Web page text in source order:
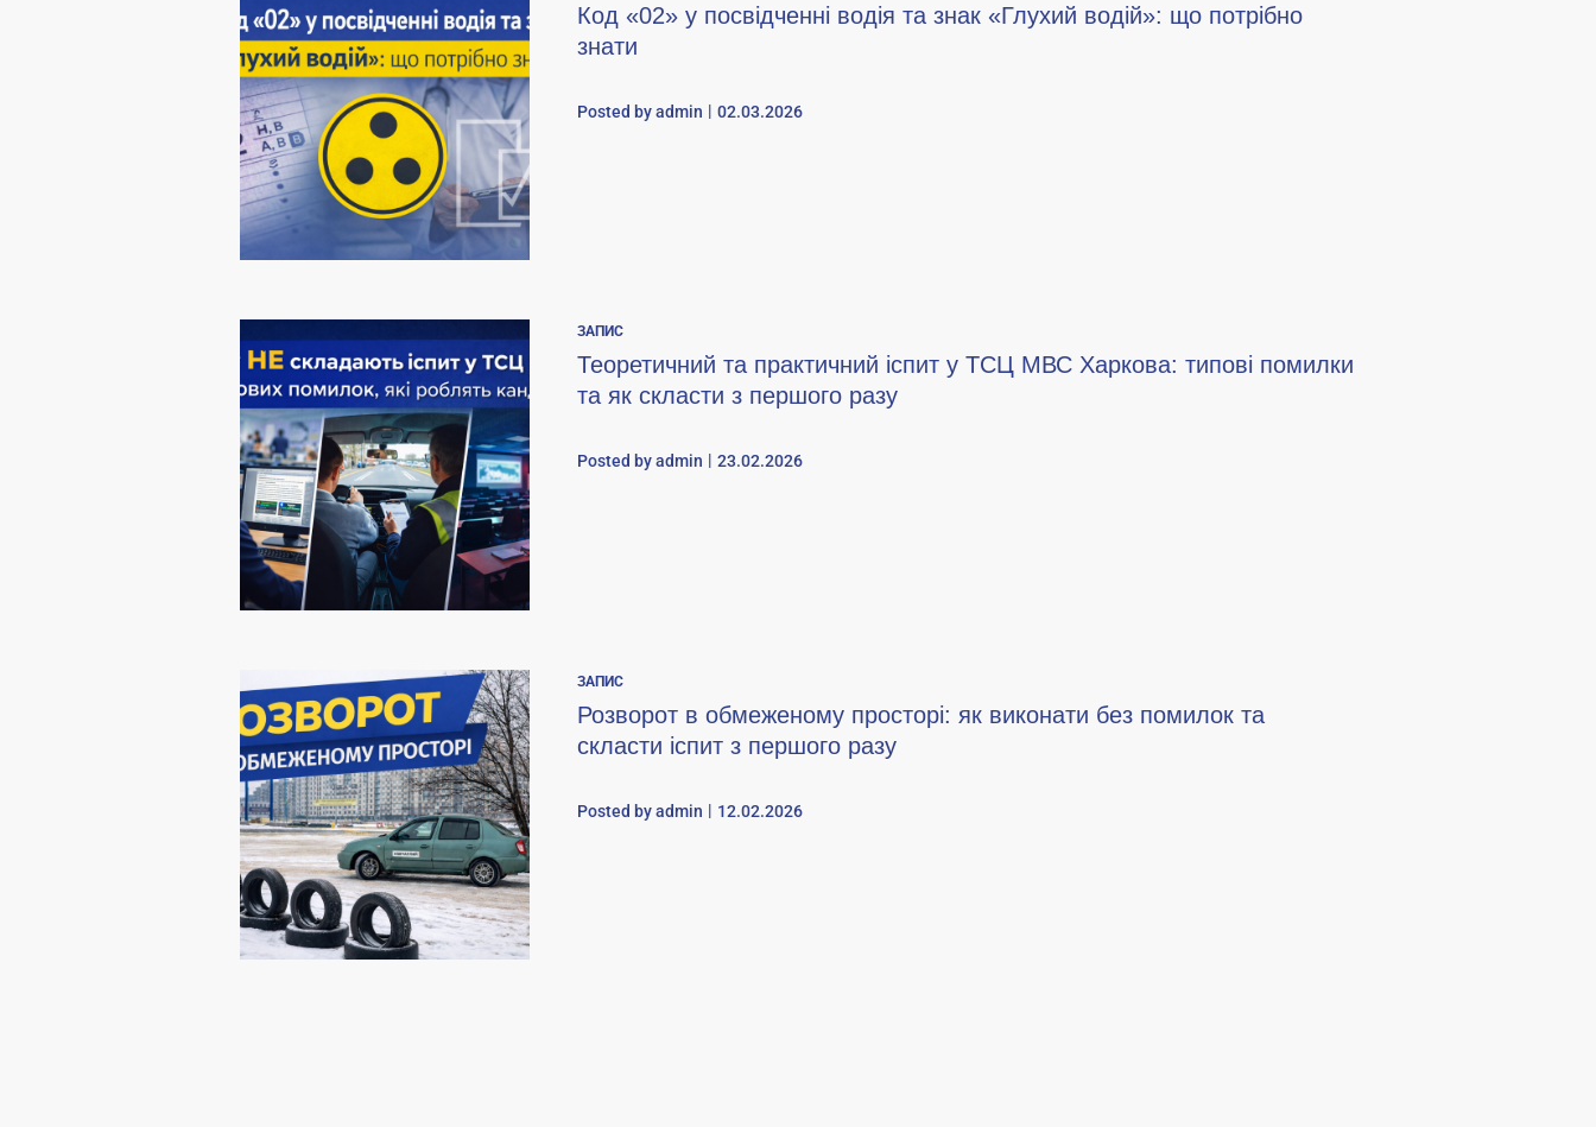
Код «02» у посвідченні водія та знак «Глухий водій»: що потрібно
знати
Posted byadmin 02.03.2026
ЗАПИС
Теоретичний та практичний іспит у ТСЦ МВС Харкова: типові помилки
та як скласти з першого разу
Posted byadmin 23.02.2026
ЗАПИС
Розворот в обмеженому просторі: як виконати без помилок та
скласти іспит з першого разу
Posted byadmin 12.02.2026